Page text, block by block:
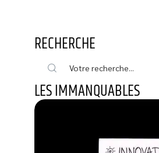
RECHERCHE
LES IMMANQUABLES